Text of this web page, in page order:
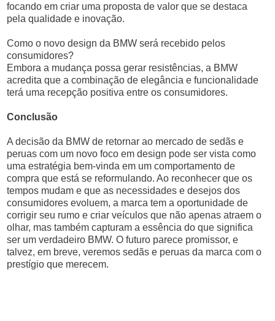
focando em criar uma proposta de valor que se destaca
pela qualidade e inovação.
Como o novo design da BMW será recebido pelos
consumidores?
Embora a mudança possa gerar resistências, a BMW
acredita que a combinação de elegância e funcionalidade
terá uma recepção positiva entre os consumidores.
Conclusão
A decisão da BMW de retornar ao mercado de sedãs e
peruas com um novo foco em design pode ser vista como
uma estratégia bem-vinda em um comportamento de
compra que está se reformulando. Ao reconhecer que os
tempos mudam e que as necessidades e desejos dos
consumidores evoluem, a marca tem a oportunidade de
corrigir seu rumo e criar veículos que não apenas atraem o
olhar, mas também capturam a essência do que significa
ser um verdadeiro BMW. O futuro parece promissor, e
talvez, em breve, veremos sedãs e peruas da marca com o
prestígio que merecem.